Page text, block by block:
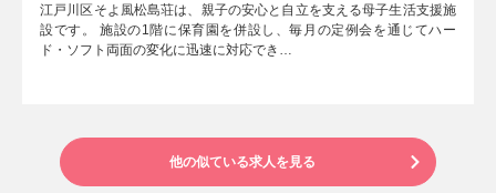
江戸川区そよ風松島荘は、親子の安心と自立を支える母子生活支援施
設です。 施設の1階に保育園を併設し、毎月の定例会を通じてハー
ド・ソフト両面の変化に迅速に対応でき…
他の似ている求人を見る